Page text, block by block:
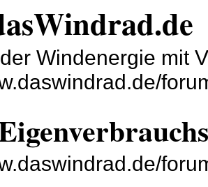
Windenergie mit